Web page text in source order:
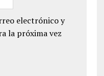
electrónico y
la próxima vez